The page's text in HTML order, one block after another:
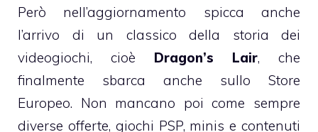
Però nell’aggiornamento spicca anche
l’arrivo di un classico della storia dei
videogiochi, cioè Dragon’s Lair, che
finalmente sbarca anche sullo Store
Europeo. Non mancano poi come sempre
diverse offerte, giochi PSP, minis e contenuti